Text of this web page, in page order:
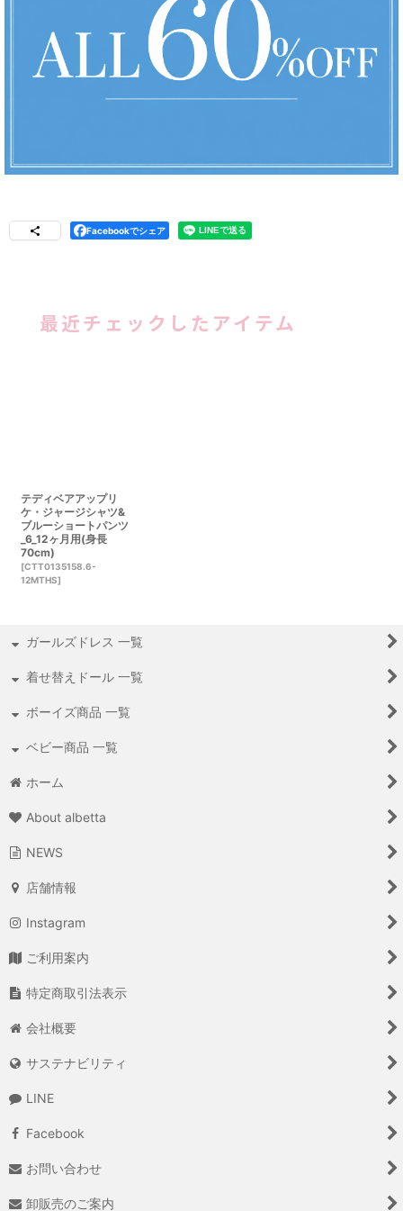
Facebookでシェア
最近チェックしたアイテム
テディベアアップリ
ケ・ジャージシャツ&
ブルーショートパンツ
_6_12ヶ月用(身長
70cm)
[CTT0135158.6-
12MTHS]
ガールズドレス 一覧
着せ替えドール 一覧
ボーイズ商品 一覧
ベビー商品 一覧
ホーム
About albetta
NEWS
店舗情報
Instagram
ご利用案内
特定商取引法表示
会社概要
サステナビリティ
LINE
Facebook
お問い合わせ
卸販売のご案内